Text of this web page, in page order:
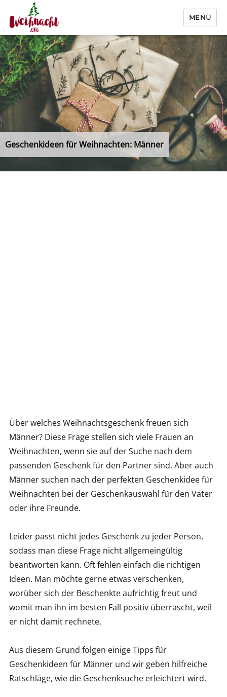
Weihnacht.org
MENÜ
Geschenkideen für Weihnachten: Männer
Über welches Weihnachtsgeschenk freuen sich
Männer? Diese Frage stellen sich viele Frauen an
Weihnachten, wenn sie auf der Suche nach dem
passenden Geschenk für den Partner sind. Aber auch
Männer suchen nach der perfekten Geschenkidee für
Weihnachten bei der Geschenkauswahl für den Vater
oder ihre Freunde.
Leider passt nicht jedes Geschenk zu jeder Person,
sodass man diese Frage nicht allgemeingültig
beantworten kann. Oft fehlen einfach die richtigen
Ideen. Man möchte gerne etwas verschenken,
worüber sich der Beschenkte aufrichtig freut und
womit man ihn im besten Fall positiv überrascht, weil
er nicht damit rechnete.
Aus diesem Grund folgen einige Tipps für
Geschenkideen für Männer und wir geben hilfreiche
Ratschläge, wie die Geschenksuche erleichtert wird.